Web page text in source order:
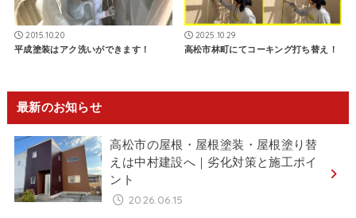
2015.10.20
平成塗装はアク洗いができます！
2025.10.29
高松市林町にてコーキング打ち替え！
最新のお知らせ
高松市の屋根・屋根塗装・屋根塗り替
えは中村建設へ｜劣化対策と施工ポイ
ント
2026.06.15